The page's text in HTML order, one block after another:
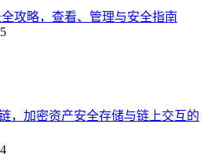
攻略，查看、管理与安全指南
，加密资产安全存储与链上交互的